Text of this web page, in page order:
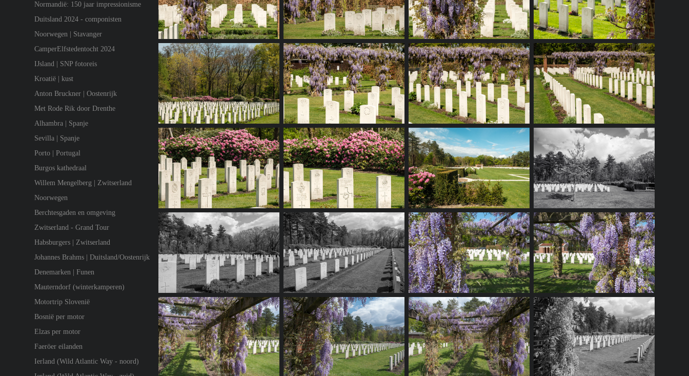
Normandië: 150 jaar impressionisme
Duitsland 2024 - componisten
Noorwegen | Stavanger
CamperElfstedentocht 2024
IJsland | SNP fotoreis
Kroatië | kust
Anton Bruckner | Oostenrijk
Met Rode Rik door Drenthe
Alhambra | Spanje
Sevilla | Spanje
Porto | Portugal
Burgos kathedraal
Willem Mengelberg | Zwitserland
Noorwegen
Berchtesgaden en omgeving
Zwitserland - Grand Tour
Habsburgers | Zwitserland
Johannes Brahms | Duitsland/Oostenrijk
Denemarken | Funen
Mauterndorf (winterkamperen)
Motortrip Slovenië
Bosnië per motor
Elzas per motor
Faeröer eilanden
Ierland (Wild Atlantic Way - noord)